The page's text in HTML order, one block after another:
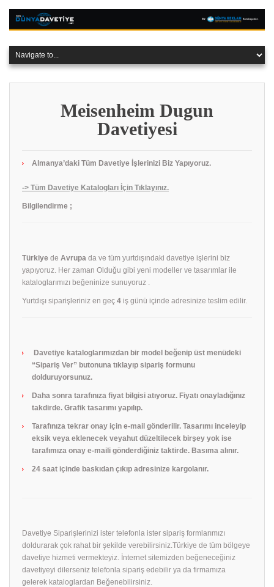
Meisenheim Dugun
Davetiyesi
Almanya’daki Tüm Davetiye İşlerinizi Biz Yapıyoruz.
-> Tüm Davetiye Katalogları İçin Tıklayınız.
Bilgilendirme ;
Türkiye de Avrupa da ve tüm yurtdışındaki davetiye işlerini biz
yapıyoruz. Her zaman Olduğu gibi yeni modeller ve tasarımlar ile
kataloglarımızı beğeninize sunuyoruz .
Yurtdışı siparişleriniz en geç 4 iş günü içinde adresinize teslim edilir.
Davetiye kataloglarımızdan bir model beğenip üst menüdeki
“Sipariş Ver” butonuna tıklayıp sipariş formunu
dolduruyorsunuz.
Daha sonra tarafınıza fiyat bilgisi atıyoruz. Fiyatı onayladığınız
takdirde. Grafik tasarımı yapılıp.
Tarafınıza tekrar onay için e-mail gönderilir. Tasarımı inceleyip
eksik veya eklenecek veyahut düzeltilecek birşey yok ise
tarafımıza onay e-maili gönderdiğiniz taktirde. Basıma alınır.
24 saat içinde baskıdan çıkıp adresinize kargolanır.
Davetiye Siparişlerinizi ister telefonla ister sipariş formlarımızı
doldurarak çok rahat bir şekilde verebilirsiniz.Türkiye de tüm bölgeye
davetiye hizmeti vermekteyiz. İnternet sitemizden beğeneceğiniz
davetiyeyi dilerseniz telefonla sipariş edebilir ya da firmamıza
gelerek kataloglardan Beğenebilirsiniz.